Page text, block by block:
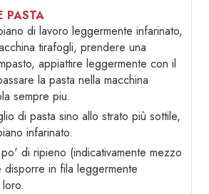
PASTA
di lavoro leggermente infarinato,
tirafogli, prendere una
appiattire leggermente con il
la pasta nella macchina
sempre piu.
di pasta sino allo strato più sottile,
infarinato.
di ripieno (indicativamente mezzo
disporre in fila leggermente